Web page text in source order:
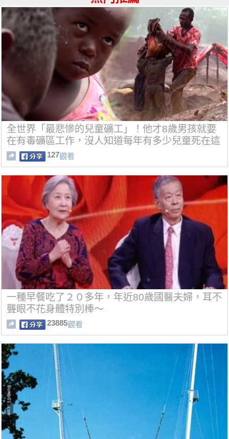
全世界「最悲慘的兒童礦工」！他才8歲男孩就要
在有毒礦區工作，沒人知道每年有多少兒童死在這
裡！
127觀看
一種早餐吃了２０多年，年近80歲國醫夫婦，耳不
聾眼不花身體特別棒～
23885觀看